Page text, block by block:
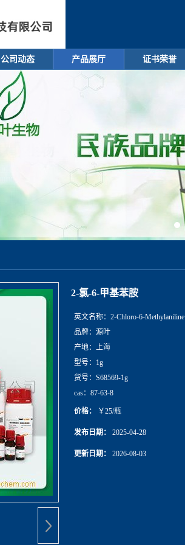
公司动态 产品展厅 证书荣誉
2-氯-6-甲基苯胺
英文名称： 2-Chloro-6-Methylaniline
品牌： 源叶
产地： 上海
型号： 1g
货号： S68569-1g
cas： 87-63-8
价格： ￥25/瓶
发布日期： 2025-04-28
更新日期： 2026-08-03